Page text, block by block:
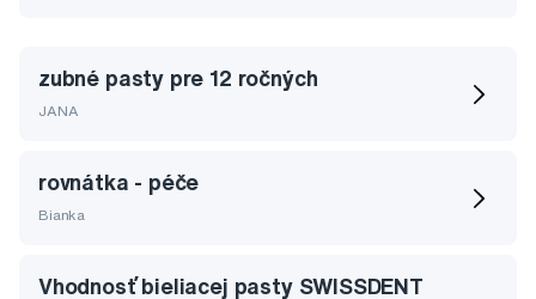
zubné pasty pre 12 ročných
JANA
rovnátka - péče
Bianka
Vhodnosť bieliacej pasty SWISSDENT